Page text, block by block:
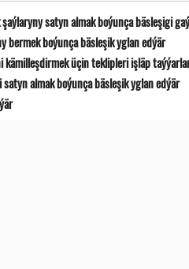
satyn almak boýunça bäsleşigi
bermek boýunça bäsleşik yglan edýär
üçin teklipleri işläp
almak boýunça bäsleşik yglan edýär